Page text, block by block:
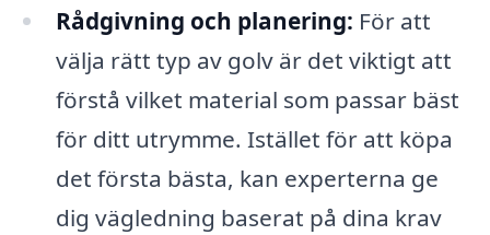
Rådgivning och planering: För att
välja rätt typ av golv är det viktigt att
förstå vilket material som passar bäst
för ditt utrymme. Istället för att köpa
det första bästa, kan experterna ge
dig vägledning baserat på dina krav